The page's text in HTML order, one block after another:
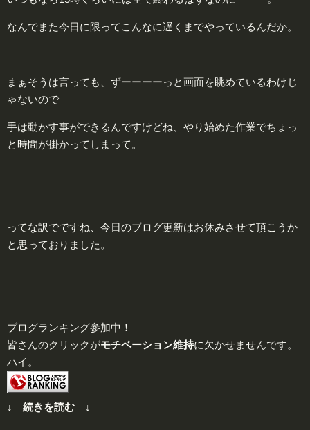
なんでまた今日に限ってこんなに遅くまでやっているんだか。
まぁそうは言っても、ずーーーーっと画面を眺めているわけじ
ゃないので
手は動かす事ができるんですけどね、やり始めた作業でちょっ
と時間が掛かってしまって。
ってな訳でですね、今日のブログ更新はお休みさせて頂こうか
と思っておりました。
ブログランキング参加中！
皆さんのクリックがモチベーション維持に欠かせませんです。
ハイ。
↓ 続きを読む ↓